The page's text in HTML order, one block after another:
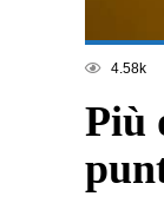
4.58k
Più